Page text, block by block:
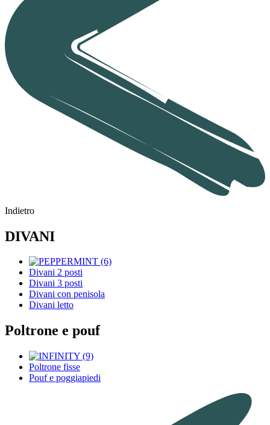
Indietro
DIVANI
Divani 2 posti
Divani 3 posti
Divani con penisola
Divani letto
Poltrone e pouf
Poltrone fisse
Pouf e poggiapiedi